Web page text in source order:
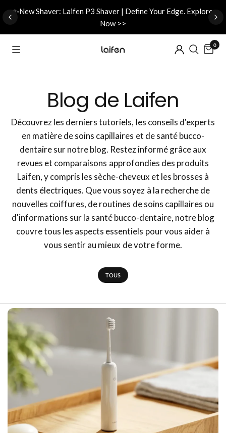
✨New Shaver: Laifen P3 Shaver | Define Your Edge. Explore
Now >>
0
Blog de Laifen
Découvrez les derniers tutoriels, les conseils d'experts
en matière de soins capillaires et de santé bucco-
dentaire sur notre blog. Restez informé grâce aux
revues et comparaisons approfondies des produits
Laifen, y compris les sèche-cheveux et les brosses à
dents électriques. Que vous soyez à la recherche de
nouvelles coiffures, de routines de soins capillaires ou
d'informations sur la santé bucco-dentaire, notre blog
couvre tous les aspects essentiels pour vous aider à
vous sentir au mieux de votre forme.
TOUS